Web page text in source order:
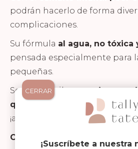
podrán hacerlo de forma
complicaciones.
Su fórmula al agua, no tóxica
pensada especialmente para
pequeñas.
Se retira fácilmentesin
quitaesmalte
, simplemente
¡así de práctico!
Características principales:
¡Suscríbete a nuestra
CERRAR